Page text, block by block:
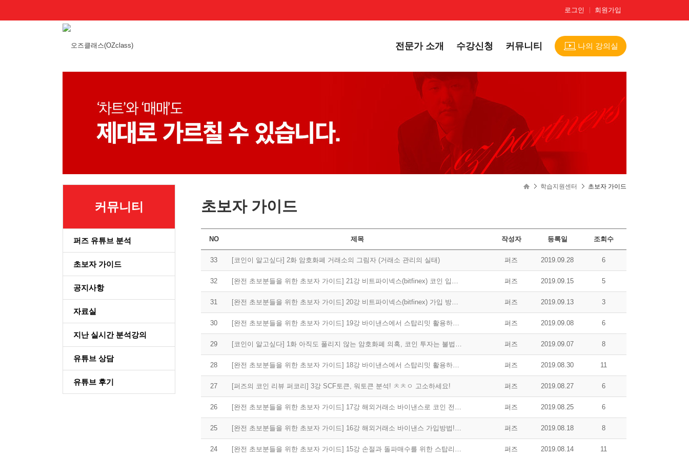
로그인 회원가입
전문가 소개 수강신청 커뮤니티 나의 강의실
커뮤니티
퍼즈 유튜브 분석
초보자 가이드
공지사항
자료실
지난 실시간 분석강의
유튜브 상담
유튜브 후기
학습지원센터 초보자 가이드
초보자 가이드
NO 제목 작성자 등록일 조회수
33 [코인이 알고싶다] 2화 암호화폐 거래소의 그림자 (거래소 관리의 실태) 퍼즈 2019.09.28 6
32 [완전 초보분들을 위한 초보자 가이드] 21강 비트파이넥스(bitfinex) 코인 입출금 방법! (2019 ver.) 퍼즈 2019.09.15 5
31 [완전 초보분들을 위한 초보자 가이드] 20강 비트파이넥스(bitfinex) 가입 방법! (2019 ver.) 퍼즈 2019.09.13 3
30 [완전 초보분들을 위한 초보자 가이드] 19강 바이낸스에서 스탑리밋 활용하여 주문하기!(손절) (2019 ver.) 퍼즈 2019.09.08 6
29 [코인이 알고싶다] 1화 아직도 풀리지 않는 암호화폐 의혹, 코인 투자는 불법인가? 퍼즈 2019.09.07 8
28 [완전 초보분들을 위한 초보자 가이드] 18강 바이낸스에서 스탑리밋 활용하여 주문하기!(돌파매수) (2019 ver.) 퍼즈 2019.08.30 11
27 [퍼즈의 코인 리뷰 퍼코리] 3강 SCF토큰, 워토큰 분석! ㅊㅊㅇ 고소하세요! 퍼즈 2019.08.27 6
26 [완전 초보분들을 위한 초보자 가이드] 17강 해외거래소 바이낸스로 코인 전송 방법! (2019 ver.) 퍼즈 2019.08.25 6
25 [완전 초보분들을 위한 초보자 가이드] 16강 해외거래소 바이낸스 가입방법! (2019 ver.) 퍼즈 2019.08.18 8
24 [완전 초보분들을 위한 초보자 가이드] 15강 손절과 돌파매수를 위한 스탑리밋 개념 설명 - 하편 (2019 ver.) 퍼즈 2019.08.14 11